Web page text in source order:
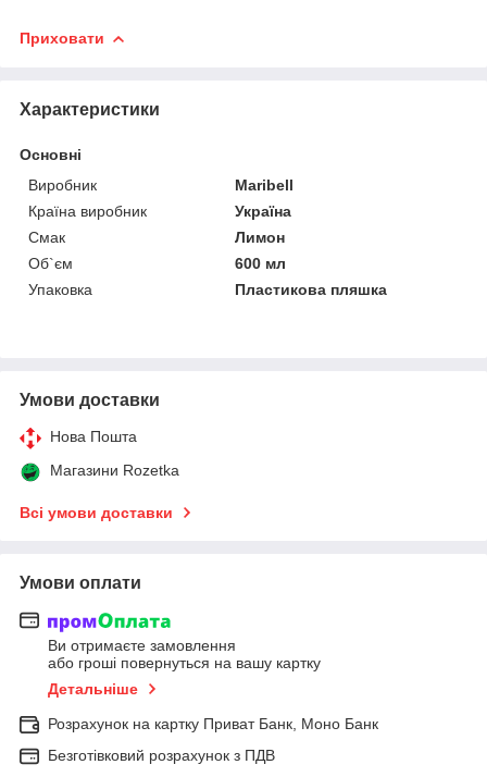
Приховати
Характеристики
Основні
Виробник
Maribell
Країна виробник
Україна
Смак
Лимон
Об`єм
600 мл
Упаковка
Пластикова пляшка
Умови доставки
Нова Пошта
Магазини Rozetka
Всі умови доставки
Умови оплати
Ви отримаєте замовлення
або гроші повернуться на вашу картку
Детальніше
Розрахунок на картку Приват Банк, Моно Банк
Безготівковий розрахунок з ПДВ